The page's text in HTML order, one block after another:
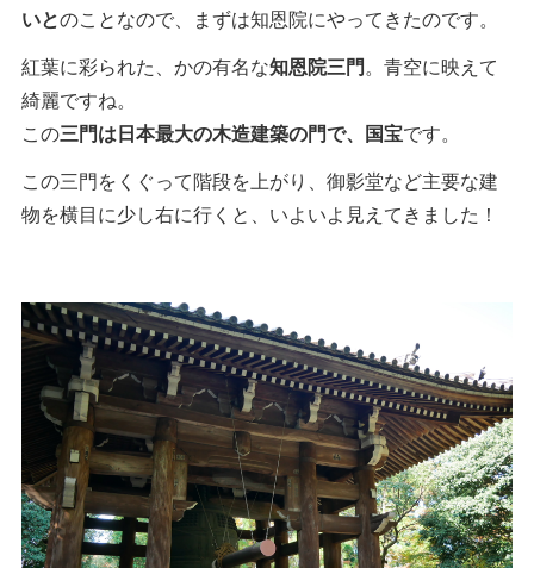
いとのことなので、まずは知恩院にやってきたのです。
紅葉に彩られた、かの有名な知恩院三門。青空に映えて
綺麗ですね。
この三門は日本最大の木造建築の門で、国宝です。
この三門をくぐって階段を上がり、御影堂など主要な建
物を横目に少し右に行くと、いよいよ見えてきました！